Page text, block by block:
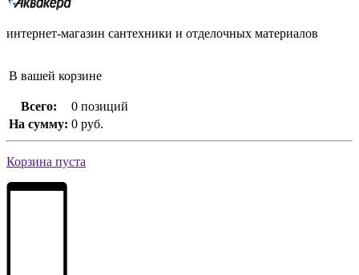
интернет-магазин сантехники и отделочных материалов
В вашей корзине
Всего:
0 позиций
На сумму: 0 руб.
Корзина пуста